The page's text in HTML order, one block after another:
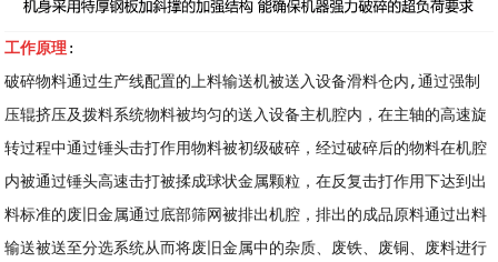
工作原理:
破碎物料通过生产线配置的上料输送机被送入设备滑料仓内,通过强制
压辊挤压及拨料系统物料被均匀的送入设备主机腔内，在主轴的高速旋
转过程中通过锤头击打作用物料被初级破碎，经过破碎后的物料在机腔
内被通过锤头高速击打被揉成球状金属颗粒，在反复击打作用下达到出
料标准的废旧金属通过底部筛网被排出机腔，排出的成品原料通过出料
输送被送至分选系统从而将废旧金属中的杂质、废铁、废铜、废料进行